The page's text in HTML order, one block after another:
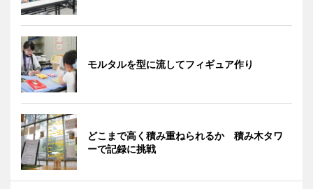
モルタルを型に流してフィギュア作り
どこまで高く積み重ねられるか 積み木タワ
ーで記録に挑戦